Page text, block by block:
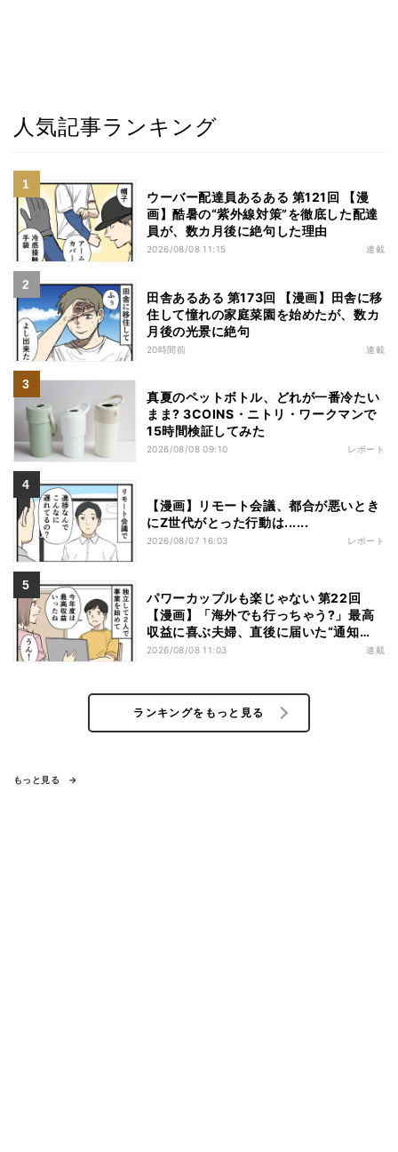
人気記事ランキング
ウーバー配達員あるある 第121回 【漫
画】酷暑の“紫外線対策”を徹底した配達
員が、数カ月後に絶句した理由
2026/08/08 11:15 連載
田舎あるある 第173回 【漫画】田舎に移
住して憧れの家庭菜園を始めたが、数カ
月後の光景に絶句
20時間前 連載
真夏のペットボトル、どれが一番冷たい
まま? 3COINS・ニトリ・ワークマンで
15時間検証してみた
2026/08/08 09:10 レポート
【漫画】リモート会議、都合が悪いとき
にZ世代がとった行動は......
2026/08/07 16:03 レポート
パワーカップルも楽じゃない 第22回
【漫画】「海外でも行っちゃう?」最高
収益に喜ぶ夫婦、直後に届いた“通知
書”で現実に戻された
2026/08/08 11:03 連載
ランキングをもっと見る
もっと見る